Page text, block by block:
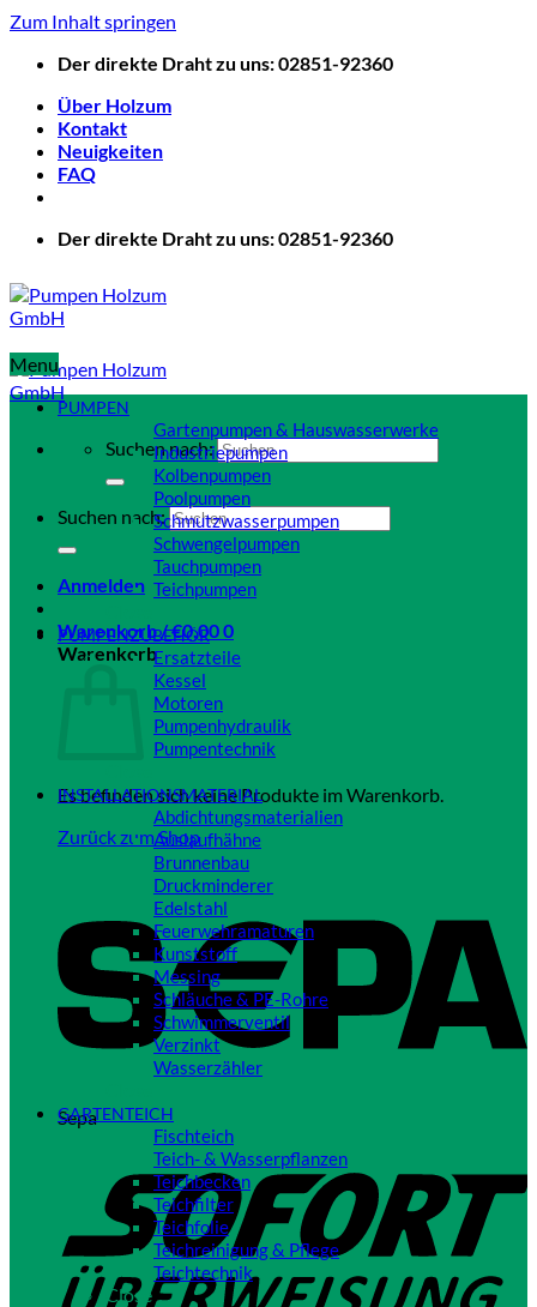
Zum Inhalt springen
Der direkte Draht zu uns: 02851-92360
Über Holzum
Kontakt
Neuigkeiten
FAQ
Der direkte Draht zu uns: 02851-92360
Suchen nach:
Suchen nach:
Anmelden
Warenkorb /€0,000
Warenkorb
Es befinden sich keine Produkte im Warenkorb.
Zurück zum Shop
Sepa
Menu
PUMPEN
Gartenpumpen & Hauswasserwerke
Industriepumpen
Kolbenpumpen
Poolpumpen
Schmutzwasserpumpen
Schwengelpumpen
Tauchpumpen
Teichpumpen
PUMPENZUBEHÖR
Ersatzteile
Kessel
Motoren
Pumpenhydraulik
Pumpentechnik
INSTALLATIONSMATERIAL
Abdichtungsmaterialien
Auslaufhähne
Brunnenbau
Druckminderer
Edelstahl
Feuerwehramaturen
Kunststoff
Messing
Schläuche & PE-Rohre
Schwimmerventil
Verzinkt
Wasserzähler
GARTENTEICH
Fischteich
Teich- & Wasserpflanzen
Teichbecken
Teichfilter
Teichfolie
Teichreinigung & Pflege
Teichtechnik
Close